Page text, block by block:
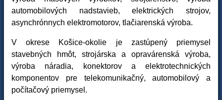
automobilových nadstavieb, elektrických strojov,
asynchrónnych elektromotorov, tlačiarenská výroba.
V okrese Košice-okolie je zastúpený priemysel
stavebných hmôt, strojárska a opravárenská výroba,
výroba náradia, konektorov a elektrotechnických
komponentov pre telekomunikačný, automobilový a
počítačový priemysel.